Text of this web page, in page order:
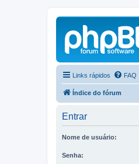
Links rápidos FAQ
Índice do fórum
Entrar
Nome de usuário:
Senha: